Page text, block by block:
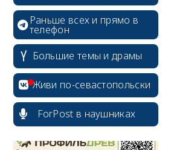
Раньше всех и прямо в
телефон
Большие темы и драмы
Живи по-севастопольски
ForPost в наушниках
erid: 2SDnjcrDNw6